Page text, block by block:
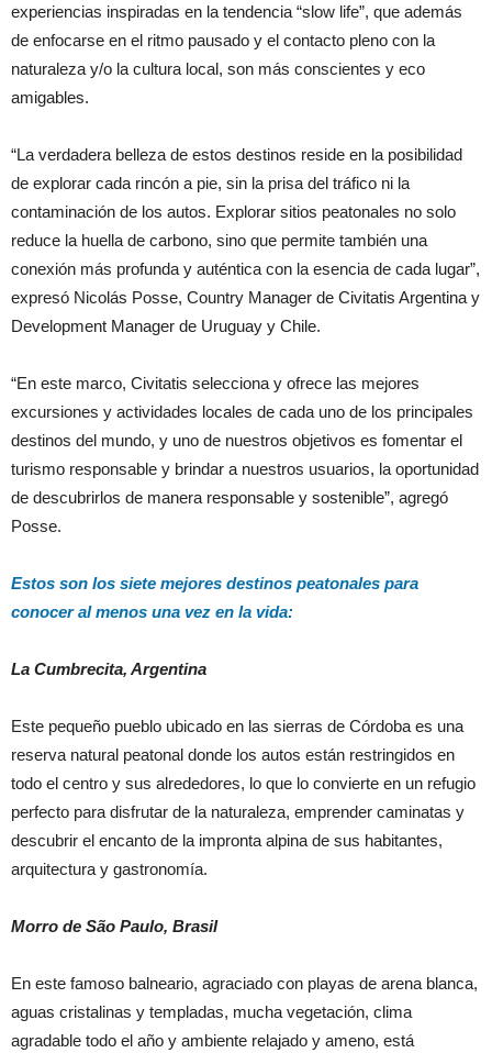
experiencias inspiradas en la tendencia “slow life”, que además
de enfocarse en el ritmo pausado y el contacto pleno con la
naturaleza y/o la cultura local, son más conscientes y eco
amigables.
“La verdadera belleza de estos destinos reside en la posibilidad
de explorar cada rincón a pie, sin la prisa del tráfico ni la
contaminación de los autos. Explorar sitios peatonales no solo
reduce la huella de carbono, sino que permite también una
conexión más profunda y auténtica con la esencia de cada lugar”,
expresó Nicolás Posse, Country Manager de Civitatis Argentina y
Development Manager de Uruguay y Chile.
“En este marco, Civitatis selecciona y ofrece las mejores
excursiones y actividades locales de cada uno de los principales
destinos del mundo, y uno de nuestros objetivos es fomentar el
turismo responsable y brindar a nuestros usuarios, la oportunidad
de descubrirlos de manera responsable y sostenible”, agregó
Posse.
Estos son los siete mejores destinos peatonales para
conocer al menos una vez en la vida:
La Cumbrecita, Argentina
Este pequeño pueblo ubicado en las sierras de Córdoba es una
reserva natural peatonal donde los autos están restringidos en
todo el centro y sus alrededores, lo que lo convierte en un refugio
perfecto para disfrutar de la naturaleza, emprender caminatas y
descubrir el encanto de la impronta alpina de sus habitantes,
arquitectura y gastronomía.
Morro de São Paulo, Brasil
En este famoso balneario, agraciado con playas de arena blanca,
aguas cristalinas y templadas, mucha vegetación, clima
agradable todo el año y ambiente relajado y ameno, está